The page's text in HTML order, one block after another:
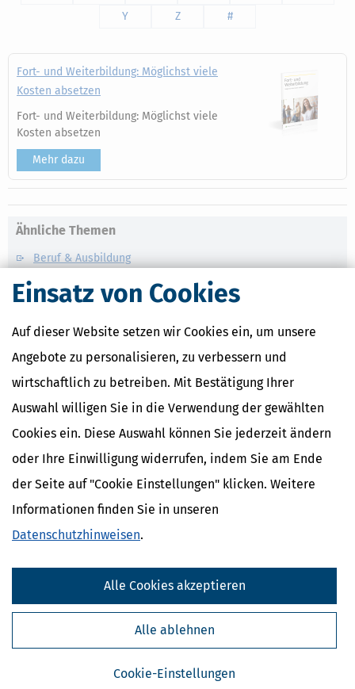
Einsatz von Cookies
Auf dieser Website setzen wir Cookies ein, um unsere
Angebote zu personalisieren, zu verbessern und
wirtschaftlich zu betreiben. Mit Bestätigung Ihrer
Auswahl willigen Sie in die Verwendung der gewählten
Cookies ein. Diese Auswahl können Sie jederzeit ändern
oder Ihre Einwilligung widerrufen, indem Sie am Ende
der Seite auf "Cookie Einstellungen" klicken. Weitere
Informationen finden Sie in unseren
Datenschutzhinweisen.
Cookie-Einstellungen
Alle ablehnen
Alle Cookies akzeptieren
Y
Z #
Fort- und Weiterbildung: Möglichst viele
Kosten absetzen
Fort- und Weiterbildung: Möglichst viele
Kosten absetzen
Mehr dazu
Ähnliche Themen
Beruf & Ausbildung
Verwandte Begriffe
Kostenlose Steuertipps & News
Steuertipps
Steuertipps Selbstständige
Geldtipps
von Steuertipps abonnieren. Die